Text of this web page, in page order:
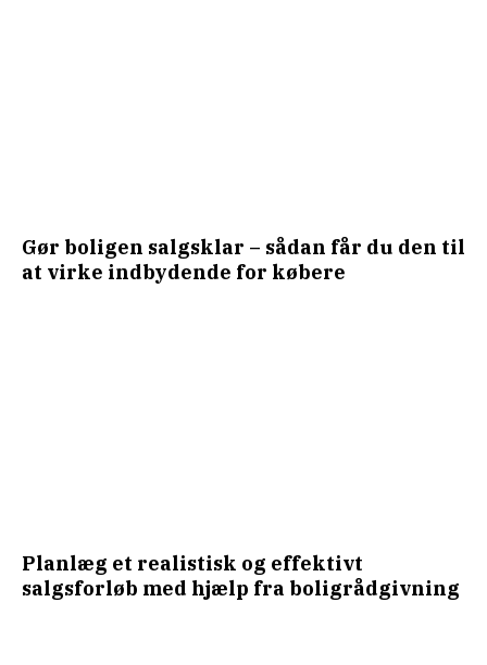
Gør boligen salgsklar – sådan får du den til
at virke indbydende for købere
Planlæg et realistisk og effektivt
salgsforløb med hjælp fra boligrådgivning